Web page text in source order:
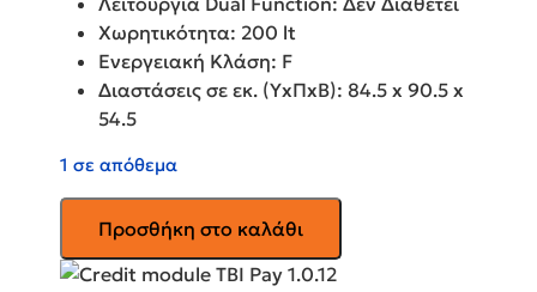
Χωρητικότητα: 200 lt
Ενεργειακή Κλάση: F
Διαστάσεις σε εκ. (ΥxΠxΒ): 84.5 x 90.5 x
54.5
1 σε απόθεμα
Καταψύκτης
200lt
Προσθήκη στο καλάθι